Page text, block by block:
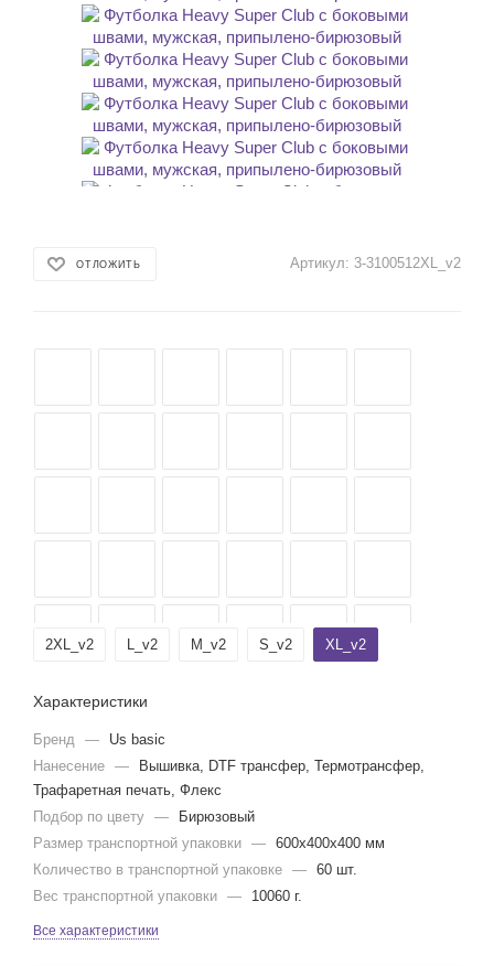
ОТЛОЖИТЬ Артикул: 3-3100512XL_v2
2XL_v2 L_v2 M_v2 S_v2 XL_v2
Характеристики
Бренд —
Us basic
Нанесение —
Вышивка, DTF трансфер, Термотрансфер,
Трафаретная печать, Флекс
Подбор по цвету —
Бирюзовый
Размер транспортной упаковки — 600x400x400 мм
Количество в транспортной упаковке — 60 шт.
Вес транспортной упаковки — 10060 г.
Все характеристики